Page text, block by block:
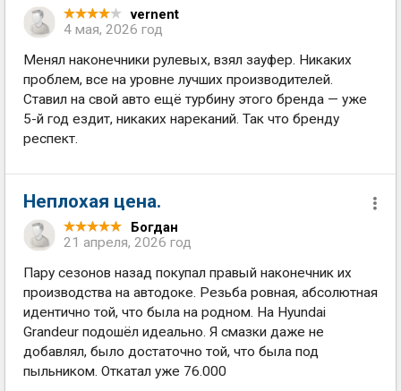
vernent
4 мая, 2026 год
Менял наконечники рулевых, взял зауфер. Никаких
проблем, все на уровне лучших производителей.
Ставил на свой авто ещё турбину этого бренда — уже
5-й год ездит, никаких нареканий. Так что бренду
респект.
Неплохая цена.
Богдан
21 апреля, 2026 год
Пару сезонов назад покупал правый наконечник их
производства на автодоке. Резьба ровная, абсолютная
идентично той, что была на родном. На Hyundai
Grandeur подошёл идеально. Я смазки даже не
добавлял, было достаточно той, что была под
пыльником. Откатал уже 76.000